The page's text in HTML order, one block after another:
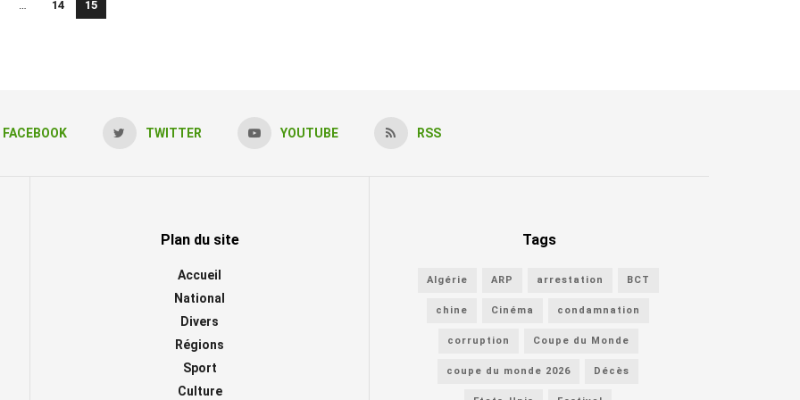
14 15
FACEBOOK TWITTER YOUTUBE RSS
Plan du site
Accueil
National
Divers
Régions
Sport
Culture
Tags
Algérie ARP arrestation BCT
chine Cinéma condamnation
corruption Coupe du Monde
coupe du monde 2026 Décès